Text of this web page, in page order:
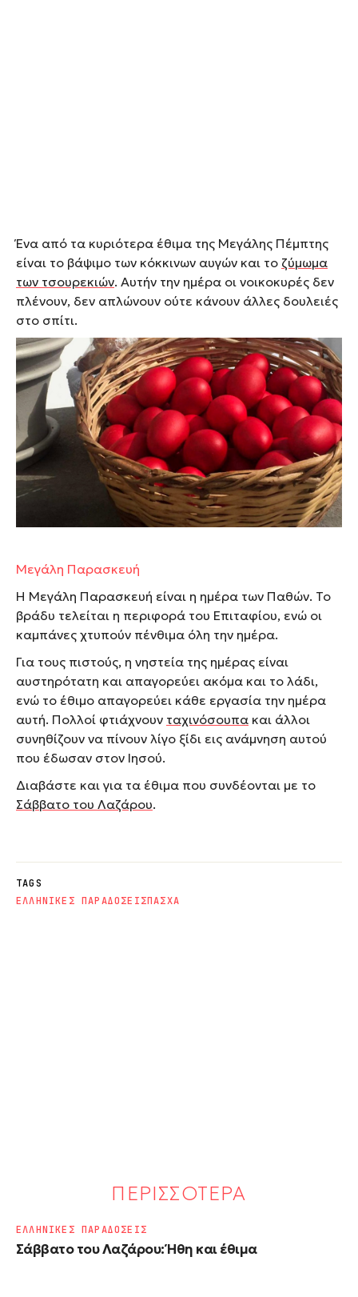
Ένα από τα κυριότερα έθιμα της Μεγάλης Πέμπτης
είναι το βάψιμο των κόκκινων αυγών και το ζύμωμα
των τσουρεκιών. Αυτήν την ημέρα οι νοικοκυρές δεν
πλένουν, δεν απλώνουν ούτε κάνουν άλλες δουλειές
στο σπίτι.
Μεγάλη Παρασκευή
Η Μεγάλη Παρασκευή είναι η ημέρα των Παθών. Το
βράδυ τελείται η περιφορά του Επιταφίου, ενώ οι
καμπάνες χτυπούν πένθιμα όλη την ημέρα.
Για τους πιστούς, η νηστεία της ημέρας είναι
αυστηρότατη και απαγορεύει ακόμα και το λάδι,
ενώ το έθιμο απαγορεύει κάθε εργασία την ημέρα
αυτή. Πολλοί φτιάχνουν ταχινόσουπα και άλλοι
συνηθίζουν να πίνουν λίγο ξίδι εις ανάμνηση αυτού
που έδωσαν στον Ιησού.
Διαβάστε και για τα έθιμα που συνδέονται με το
Σάββατο του Λαζάρου.
TAGS
ΕΛΛΗΝΙΚΕΣ ΠΑΡΑΔΟΣΕΙΣΠΑΣΧΑ
ΠΕΡΙΣΣΟΤΕΡΑ
Σάββατο του Λαζάρου: Ήθη και έθιμα
ΕΛΛΗΝΙΚΕΣ ΠΑΡΑΔΟΣΕΙΣ